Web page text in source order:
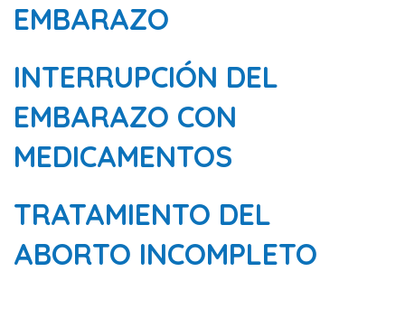
EMBARAZO
INTERRUPCIÓN DEL
EMBARAZO CON
MEDICAMENTOS
TRATAMIENTO DEL
ABORTO INCOMPLETO